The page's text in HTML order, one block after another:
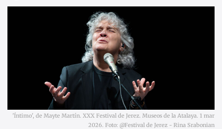
'Íntimo', de Mayte Martín. XXX Festival de Jerez. Museos de la Atalaya. 1 mar
2026. Foto: @Festival de Jerez - Rina Srabonian